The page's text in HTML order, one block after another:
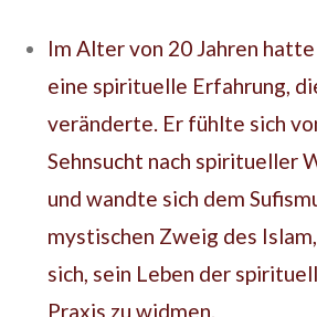
Im Alter von 20 Jahren
eine spirituelle Erfahrung,
veränderte. Er fühlte sich
Sehnsucht nach spiritueller
und wandte sich dem
mystischen Zweig des
sich, sein Leben der
Praxis zu widmen.